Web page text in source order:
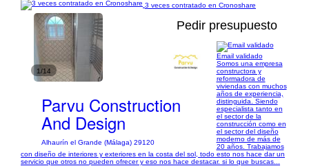
3 veces contratado en Cronoshare
1/14
Pedir presupuesto
Parvu Construction
And Design
Alhaurín el Grande (Málaga) 29120
Email validado
Somos una empresa
constructora y
reformadora de
viviendas con muchos
años de experiencia,
distinguida. Siendo
especialista tanto en
el sector de la
construcción como en
el sector del diseño
moderno de más de
20 años. Trabajamos
con diseño de interiores y exteriores en la costa del sol, todo esto nos hace dar un
servicio que otros no pueden ofrecer y eso nos hace destacar. si lo que buscas...